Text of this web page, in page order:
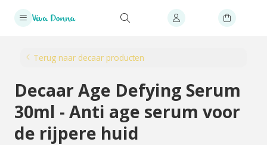
Terug naar decaar producten
Decaar Age Defying Serum
30ml - Anti age serum voor
de rijpere huid